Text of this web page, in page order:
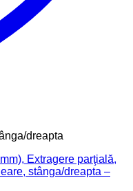
dreapta
Extragere parţială,
stânga/dreapta –